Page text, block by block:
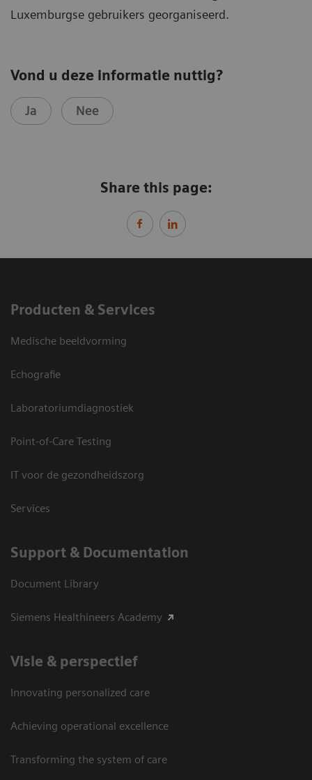
Luxemburgse gebruikers georganiseerd.
Vond u deze informatie nuttig?
Ja Nee
Share this page:
Producten & Services
Medische beeldvorming
Echografie
Laboratoriumdiagnostiek
Point-of-Care Testing
IT voor de gezondheidszorg
Services
Support & Documentation
Document Library
Siemens Healthineers Academy
Visie & perspectief
Innovating personalized care
Achieving operational excellence
Transforming the system of care